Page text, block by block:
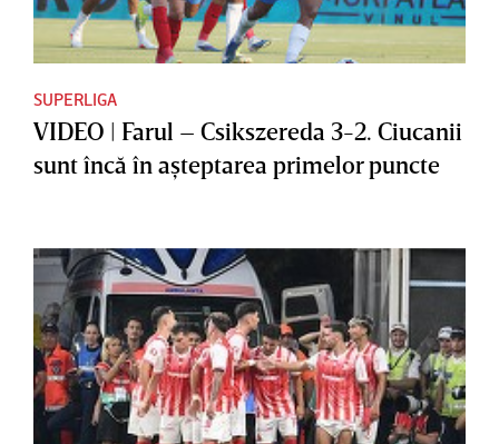
SUPERLIGA
VIDEO | Farul – Csikszereda 3-2. Ciucanii
sunt încă în aşteptarea primelor puncte